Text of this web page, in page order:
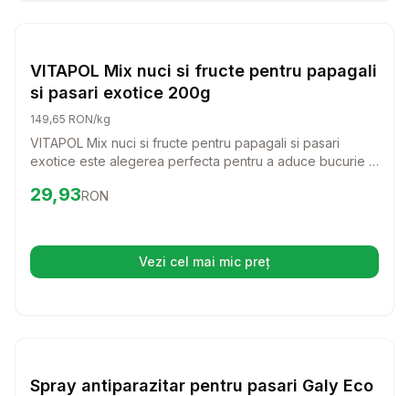
Pasari
VITAPOL Mix nuci si fructe pentru papagali
si pasari exotice 200g
149,65 RON/kg
VITAPOL Mix nuci si fructe pentru papagali si pasari
exotice este alegerea perfecta pentru a aduce bucurie si
delicioasa de nuci si fructe, acest amestec va incanta
Preț:29.93
29,93RON
Vezi cel mai mic preț(se deschide într-o filă nouă)
Pasari
Spray antiparazitar pentru pasari Galy Eco